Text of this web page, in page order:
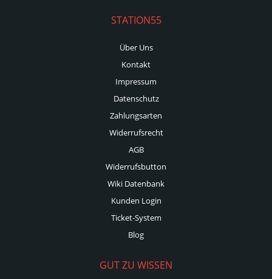
STATION55
Über Uns
Kontakt
Impressum
Datenschutz
Zahlungsarten
Widerrufsrecht
AGB
Widerrufsbutton
Wiki Datenbank
Kunden Login
Ticket-System
Blog
GUT ZU WISSEN